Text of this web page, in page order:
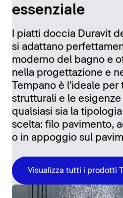
essenziale
I piatti doccia Duravit
si adattano
moderno del bagno e
nella progettazione e
Tempano è l'ideale
strutturali e le
qualsiasi sia la
scelta: filo pavimento,
o in appoggio sul
Visualizza tutti i prodotti